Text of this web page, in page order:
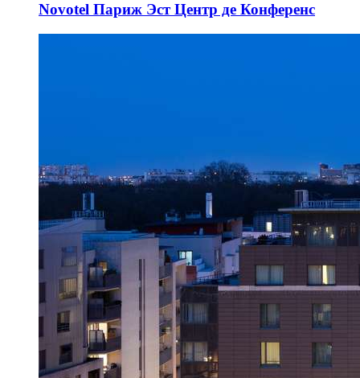
Novotel Париж Эст Центр де Конференс